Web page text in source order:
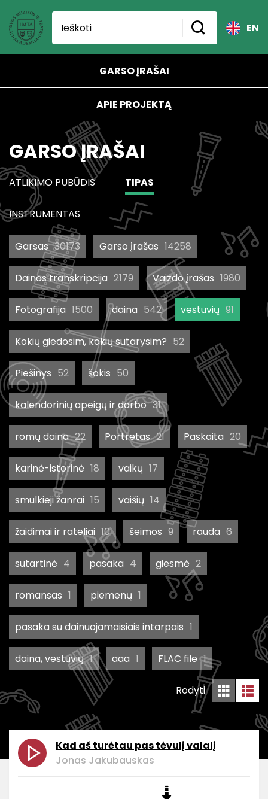
EN
GARSO ĮRAŠAI
APIE PROJEKTĄ
GARSO ĮRAŠAI
ATLIKIMO PUBŪDIS TIPAS
INSTRUMENTAS
Garsas 30173 Garso įrašas 14258
Dainos transkripcija 2179 Vaizdo įrašas 1980
Fotografija 1500 daina 542 vestuvių 91
Kokių giedosim, kokių sutarysim? 52
Piešinys 52 šokis 50
kalendorinių apeigų ir darbo 31
romų daina 22 Portretas 21 Paskaita 20
karinė-istorinė 18 vaikų 17
smulkieji žanrai 15 vaišių 14
žaidimai ir rateliai 10 šeimos 9 rauda 6
sutartinė 4 pasaka 4 giesmė 2
romansas 1 piemenų 1
pasaka su dainuojamaisiais intarpais 1
daina, vestuvių 1 aaa 1 FLAC file 1
Rodyti
Kad aš turėtau pas tėvulį valalį
Jonas Jakubauskas